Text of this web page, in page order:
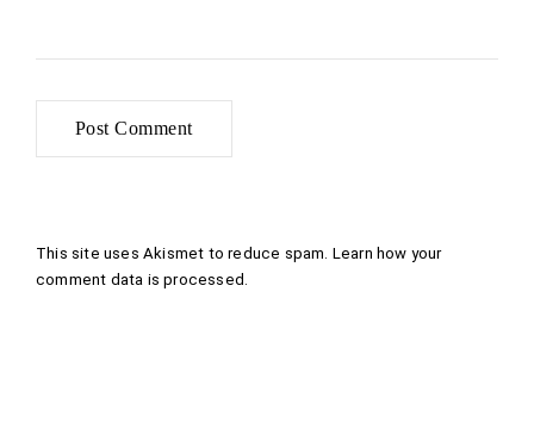
This site uses Akismet to reduce spam. Learn how your
comment data is processed